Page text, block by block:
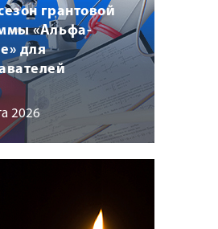
грантовой
«Альфа-
для
2026